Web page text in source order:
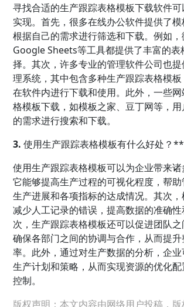
寻找合适的生产跟踪表格模板下载软件
实现。首先，很多在线办公软件提供了
根据自己的需求进行筛选和下载。例如，
Google Sheets等工具都提供了丰富的表
择。其次，许多专业的管理软件公司也
理系统，其中包含多种生产跟踪表格模
在软件内进行下载和使用。此外，一些
格模板下载，如模板之家、豆丁网等，
的需求进行搜索和下载。
3.使用生产跟踪表格模板有什么好处？**
使用生产跟踪表格模板可以为企业带来诸
它能够提高生产过程的可视化程度，帮
生产进展和各项指标的达成情况。其次
减少人工记录的错误，提高数据的准确
次，生产跟踪表格模板还可以促进团队之
确保各部门之间的协调与合作，从而提
率。此外，通过对生产数据的分析，企
生产计划和策略，从而实现资源的优化
控制。
版权声明：本文内容由网络用户投稿，